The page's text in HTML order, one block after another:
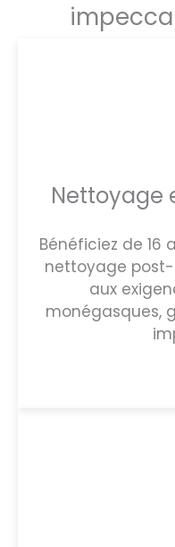
Nettoyage
Bénéficiez de 16
nettoyage
aux
monégasques,